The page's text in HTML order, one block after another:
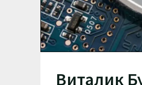
Виталик